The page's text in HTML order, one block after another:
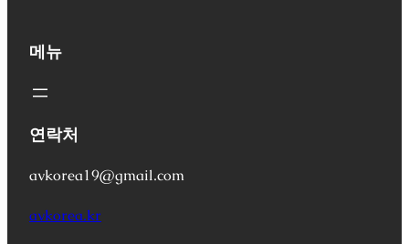
메뉴
연락처
avkorea19@gmail.com
avkorea.kr